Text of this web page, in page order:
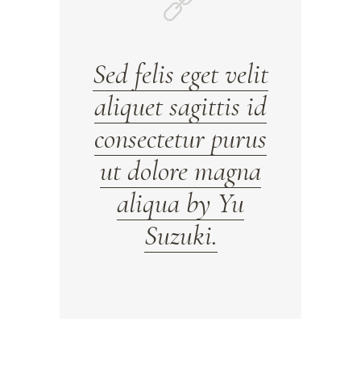
Sed felis eget velit
aliquet sagittis id
consectetur purus
ut dolore magna
aliqua by Yu
Suzuki.